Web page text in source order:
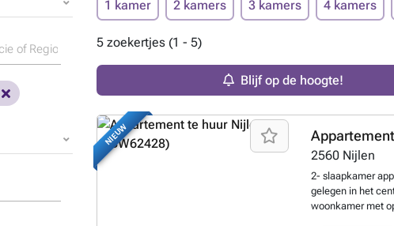
1 kamer 2 kamers 3 kamers 4 kamers
5 zoekertjes (1 - 5)
Blijf op de hoogte!
NIEUW
2560 Nijlen
2- slaapkamer
gelegen in het
woonkamer met